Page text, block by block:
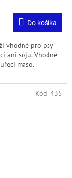
Do košíka
vhodné pro psy
ani sóju. Vhodné
maso.
Kód: 435